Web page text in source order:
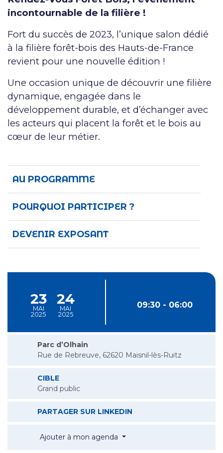
incontournable de la filière !
Fort du succès de 2023, l’unique salon dédié
à la filière forêt-bois des Hauts-de-France
revient pour une nouvelle édition !
Une occasion unique de découvrir une filière
dynamique, engagée dans le
développement durable, et d’échanger avec
les acteurs qui placent la forêt et le bois au
cœur de leur métier.
AU PROGRAMME
POURQUOI PARTICIPER ?
DEVENIR EXPOSANT
23
MAI
2025
and
24
MAI
2025
09:30 - 06:00
Parc d’Olhain
Rue de Rebreuve, 62620 Maisnil-lès-Ruitz
CIBLE
Grand public
PARTAGER SUR LINKEDIN
Ajouter à mon agenda 5e édition du Rendez-Vous